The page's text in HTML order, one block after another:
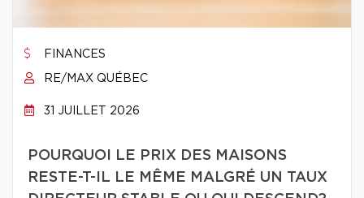
FINANCES
RE/MAX QUÉBEC
31 JUILLET 2026
POURQUOI LE PRIX DES MAISONS
RESTE-T-IL LE MÊME MALGRÉ UN TAUX